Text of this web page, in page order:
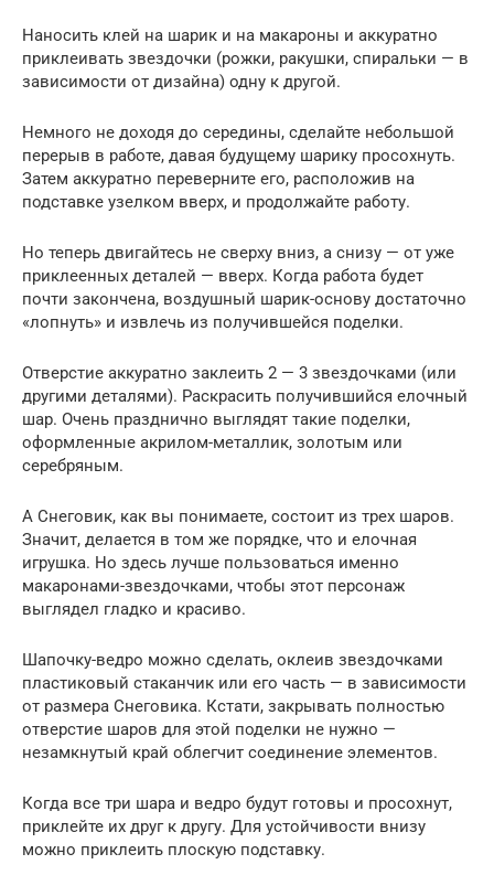
Наносить клей на шарик и на макароны и аккуратно
приклеивать звездочки (рожки, ракушки, спиральки — в
зависимости от дизайна) одну к другой.
Немного не доходя до середины, сделайте небольшой
перерыв в работе, давая будущему шарику просохнуть.
Затем аккуратно переверните его, расположив на
подставке узелком вверх, и продолжайте работу.
Но теперь двигайтесь не сверху вниз, а снизу — от уже
приклеенных деталей — вверх. Когда работа будет
почти закончена, воздушный шарик-основу достаточно
«лопнуть» и извлечь из получившейся поделки.
Отверстие аккуратно заклеить 2 — 3 звездочками (или
другими деталями). Раскрасить получившийся елочный
шар. Очень празднично выглядят такие поделки,
оформленные акрилом-металлик, золотым или
серебряным.
А Снеговик, как вы понимаете, состоит из трех шаров.
Значит, делается в том же порядке, что и елочная
игрушка. Но здесь лучше пользоваться именно
макаронами-звездочками, чтобы этот персонаж
выглядел гладко и красиво.
Шапочку-ведро можно сделать, оклеив звездочками
пластиковый стаканчик или его часть — в зависимости
от размера Снеговика. Кстати, закрывать полностью
отверстие шаров для этой поделки не нужно —
незамкнутый край облегчит соединение элементов.
Когда все три шара и ведро будут готовы и просохнут,
приклейте их друг к другу. Для устойчивости внизу
можно приклеить плоскую подставку.